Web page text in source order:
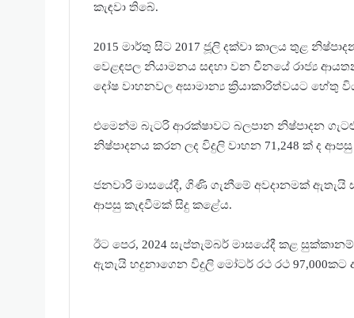
කැඳවා තිබේ.
2015 මාර්තු සිට 2017 ජූලි දක්වා කාලය තුළ
වෙළඳපල නියාමනය සඳහා වන චීනයේ රාජ්‍ය
දෝෂ වාහනවල අසාමාන්‍ය ක්‍රියාකාරිත්වයට හේතු
එමෙන්ම බැටරි ආරක්ෂාවට බලපාන නිෂ්පාදන
නිෂ්පාදනය කරන ලද විදුලි වාහන 71,248 ක් ද
ජනවාරි මාසයේදී, ගිණි ගැනීමේ අවදානමක් ඇතැයි
ආපසු කැඳවීමක් සිදු කළේය.
ඊට පෙර, 2024 සැප්තැම්බර් මාසයේදී කළ
ඇතැයි හදුනාගෙන විදුලි මෝටර් රථ රථ